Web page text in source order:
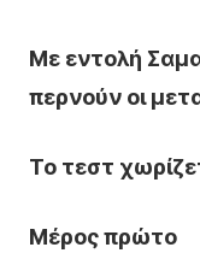
Με εντολή
περνούν οι
Το τεστ
Μέρος πρώτο